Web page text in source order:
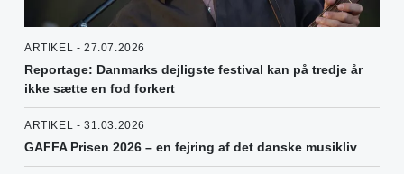
ARTIKEL - 27.07.2026
Reportage: Danmarks dejligste festival kan på tredje år
ikke sætte en fod forkert
ARTIKEL - 31.03.2026
GAFFA Prisen 2026 – en fejring af det danske musikliv